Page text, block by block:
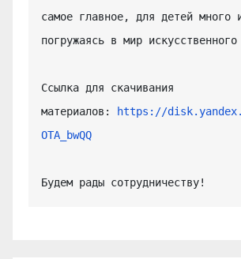
самое главное, для детей много
погружаясь в мир
Ссылка для скачивания
материалов:
https://
OTA_bwQQ
Будем рады сотрудничеству!